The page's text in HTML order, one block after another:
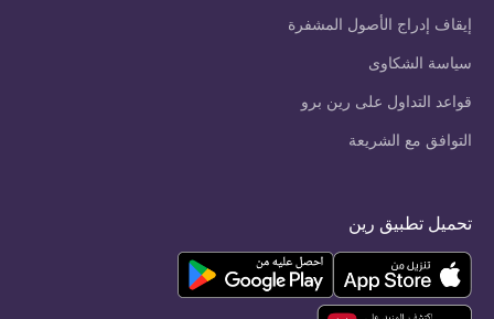
إيقاف إدراج الأصول المشفرة
سياسة الشكاوى
قواعد التداول على رين برو
التوافق مع الشريعة
تحميل تطبيق رين